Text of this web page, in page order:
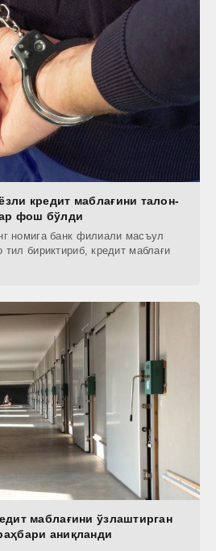
кредит маблағини талон-
фош бўлди
номига банк филиали масъул
бириктириб, кредит маблағи
маблағини ўзлаштирган
аниқланди